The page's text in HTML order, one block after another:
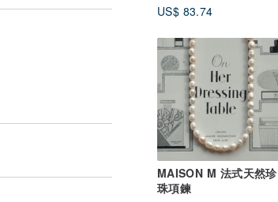
US$ 83.74
MAISON M 法式天然珍
珠項鍊